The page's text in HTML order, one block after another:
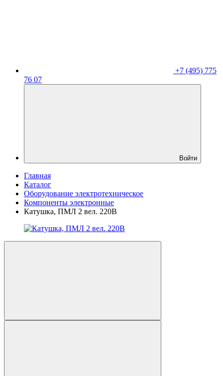
+7 (495) 775
76 07
Войти
Главная
Каталог
Оборудование электротехническое
Компоненты электронные
Катушка, ПМЛ 2 вел. 220В